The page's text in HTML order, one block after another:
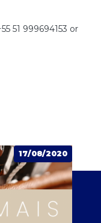
51 999694153 or
17/08/2020